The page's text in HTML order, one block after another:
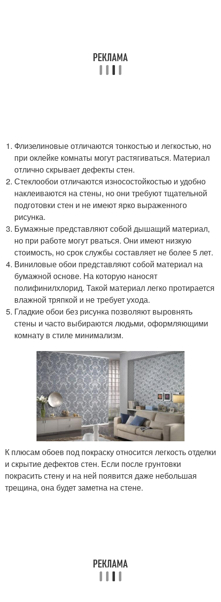
Флизелиновые отличаются тонкостью и легкостью, но
при оклейке комнаты могут растягиваться. Материал
отлично скрывает дефекты стен.
Стеклообои отличаются износостойкостью и удобно
наклеиваются на стены, но они требуют тщательной
подготовки стен и не имеют ярко выраженного
рисунка.
Бумажные представляют собой дышащий материал,
но при работе могут рваться. Они имеют низкую
стоимость, но срок службы составляет не более 5 лет.
Виниловые обои представляют собой материал на
бумажной основе. На которую наносят
полифинилхлорид. Такой материал легко протирается
влажной тряпкой и не требует ухода.
Гладкие обои без рисунка позволяют выровнять
стены и часто выбираются людьми, оформляющими
комнату в стиле минимализм.
К плюсам обоев под покраску относится легкость отделки
и скрытие дефектов стен. Если после грунтовки
покрасить стену и на ней появится даже небольшая
трещина, она будет заметна на стене.